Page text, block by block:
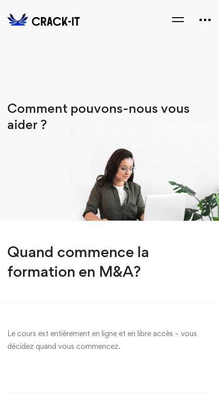
Comment pouvons-nous vous
aider ?
Quand commence la
formation en M&A?
Le cours est entièrement en ligne et en libre accès – vous
décidez quand vous commencez.